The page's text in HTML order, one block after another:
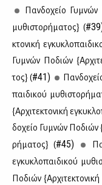
Παν­δο­χείο Γυ­μνών
μυ­θι­στο­ρή­μα­τος} (
κτο­νι­κή
Γυ­μνών Πο­διών
τος} (#41)
παι­δι­κού
{Αρ­χι­τε­κτο­νι­κή
δο­χείο Γυ­μνών Πο­διών
ρή­μα­τος} (#45)
εγκυ­κλο­παι­δι­κού
Πο­διών